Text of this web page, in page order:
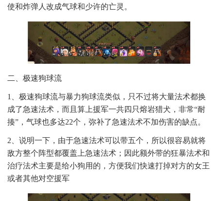
使和炸弹人改成气球和少许的亡灵。
二、极速狗球流
1、极速狗球流与暴力狗球流类似，只不过将大量法术都换
成了急速法术，而且算上援军一共四只熔岩猎犬，非常“耐
揍”，气球也多达22个，弥补了急速法术不加伤害的缺点。
2、说明一下，由于急速法术可以带五个，所以很容易就将
敌方整个阵型都覆盖上急速法术；因此额外带的狂暴法术和
治疗法术主要是给小狗用的，方便我们快速打掉对方的女王
或者其他对空援军